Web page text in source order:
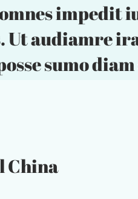
impedit
Ut audiamre
sumo diam
China